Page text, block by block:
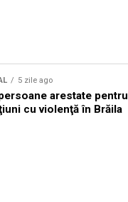
5 zile ago
arestate pentru
cu violenţă în Brăila